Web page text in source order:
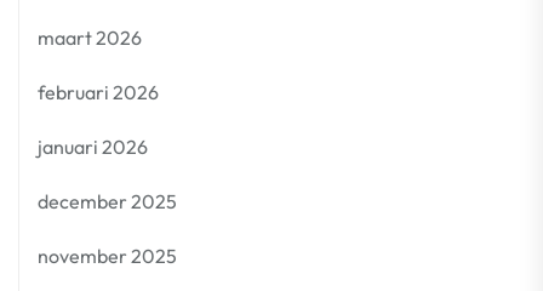
maart 2026
februari 2026
januari 2026
december 2025
november 2025